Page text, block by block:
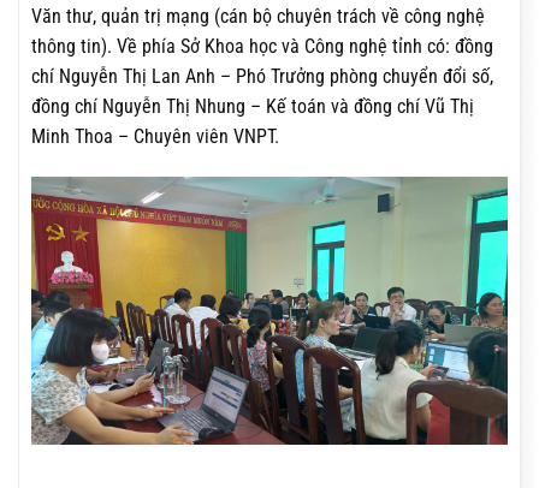
Văn thư, quản trị mạng (cán bộ chuyên trách về công nghệ
thông tin). Về phía Sở Khoa học và Công nghệ tỉnh có: đồng
chí Nguyễn Thị Lan Anh – Phó Trưởng phòng chuyển đổi số,
đồng chí Nguyễn Thị Nhung – Kế toán và đồng chí Vũ Thị
Minh Thoa – Chuyên viên VNPT.